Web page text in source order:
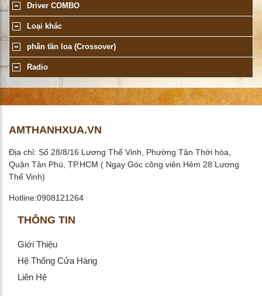
Driver COMBO
Loại khác
phân tần loa (Crossover)
Radio
AMTHANHXUA.VN
Địa chỉ: Số 28/8/16 Lương Thế Vinh, Phường Tân Thới hòa,
Quận Tân Phú, TP.HCM ( Ngay Góc công viên Hẻm 28 Lương
Thế Vinh)
Hotline:0908121264
THÔNG TIN
Giới Thiệu
Hệ Thống Cửa Hàng
Liên Hệ